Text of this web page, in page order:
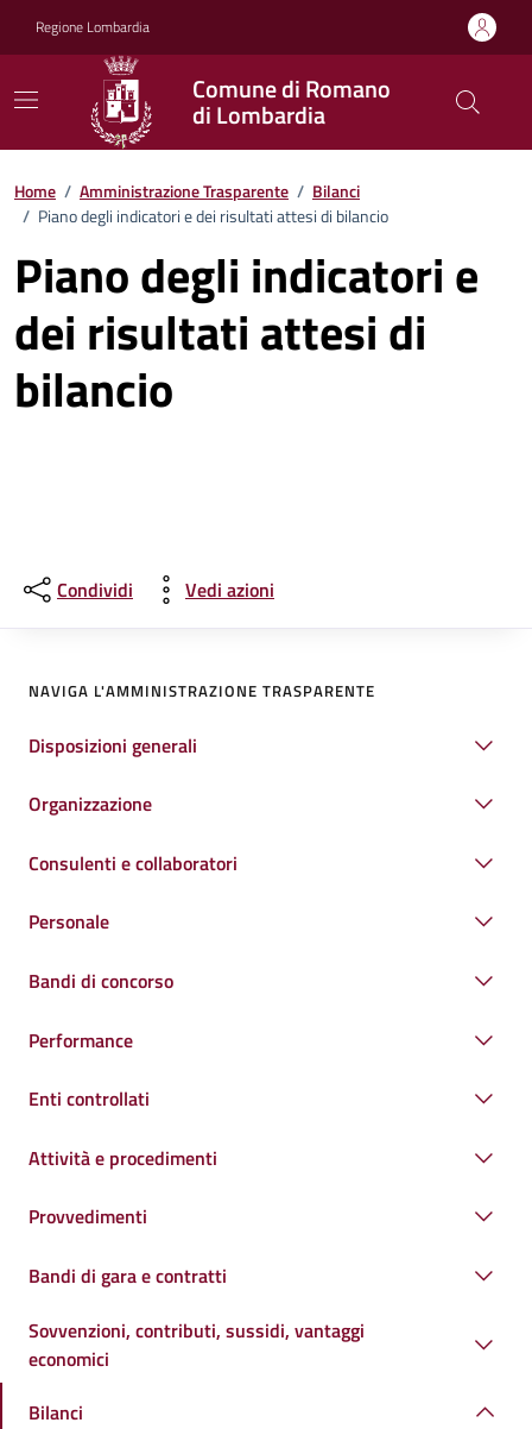
Regione Lombardia
Comune di Romano
di Lombardia
Home / Amministrazione Trasparente / Bilanci
/ Piano degli indicatori e dei risultati attesi di bilancio
Piano degli indicatori e
dei risultati attesi di
bilancio
Condividi Vedi azioni
NAVIGA L'AMMINISTRAZIONE TRASPARENTE
Disposizioni generali
Organizzazione
Consulenti e collaboratori
Personale
Bandi di concorso
Performance
Enti controllati
Attività e procedimenti
Provvedimenti
Bandi di gara e contratti
Sovvenzioni, contributi, sussidi, vantaggi
economici
Bilanci